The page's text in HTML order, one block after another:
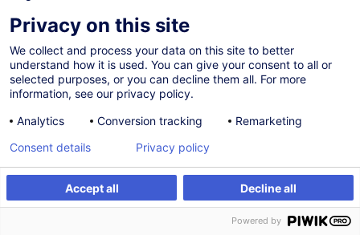
Consultez toute l'offreCommerce & Distribution
ici .
Gestion & Performance d'un magasin
Optimiser les stocks et réduire les démarques
grâce à l'IA
Privacy on this site
We collect and process your data on this site to better
understand how it is used. You can give your consent to all or
selected purposes, or you can decline them all. For more
information, see our privacy policy.
Analytics
Conversion tracking Remarketing
Accept all Decline all
Consent details Privacy policy
Powered by